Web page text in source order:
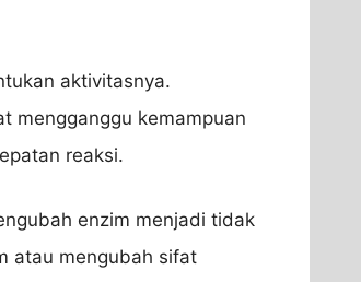
aktivitasnya.
mengganggu kemampuan
reaksi.
enzim menjadi tidak
atau mengubah sifat